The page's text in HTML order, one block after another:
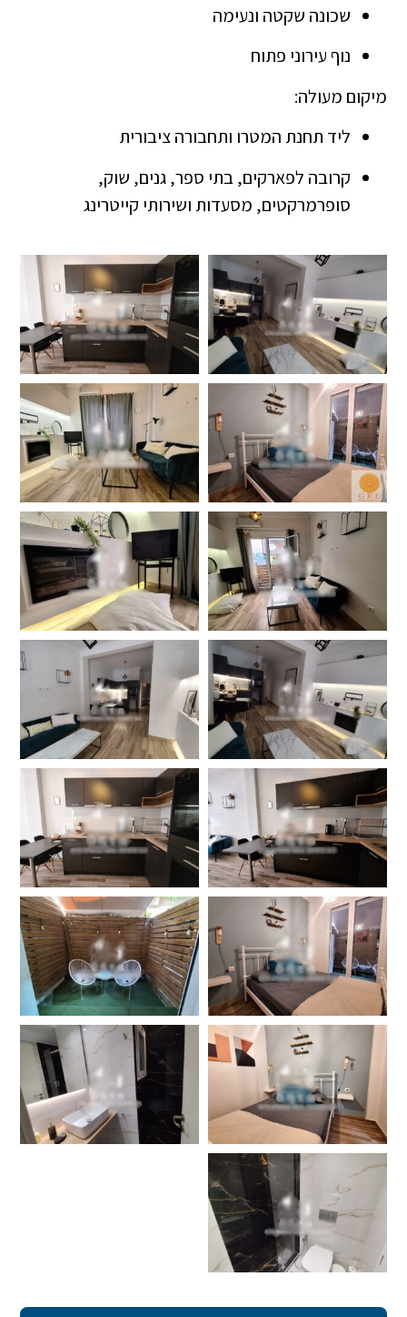
שכונה שקטה ונעימה
נוף עירוני פתוח
מיקום מעולה:
ליד תחנת המטרו ותחבורה ציבורית
קרובה לפארקים, בתי ספר, גנים, שוק,
סופרמרקטים, מסעדות ושירותי קייטרינג